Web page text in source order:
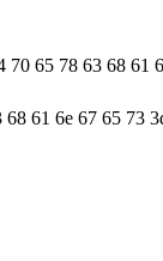
65 78 63 68 61
61 6e 67 65 73